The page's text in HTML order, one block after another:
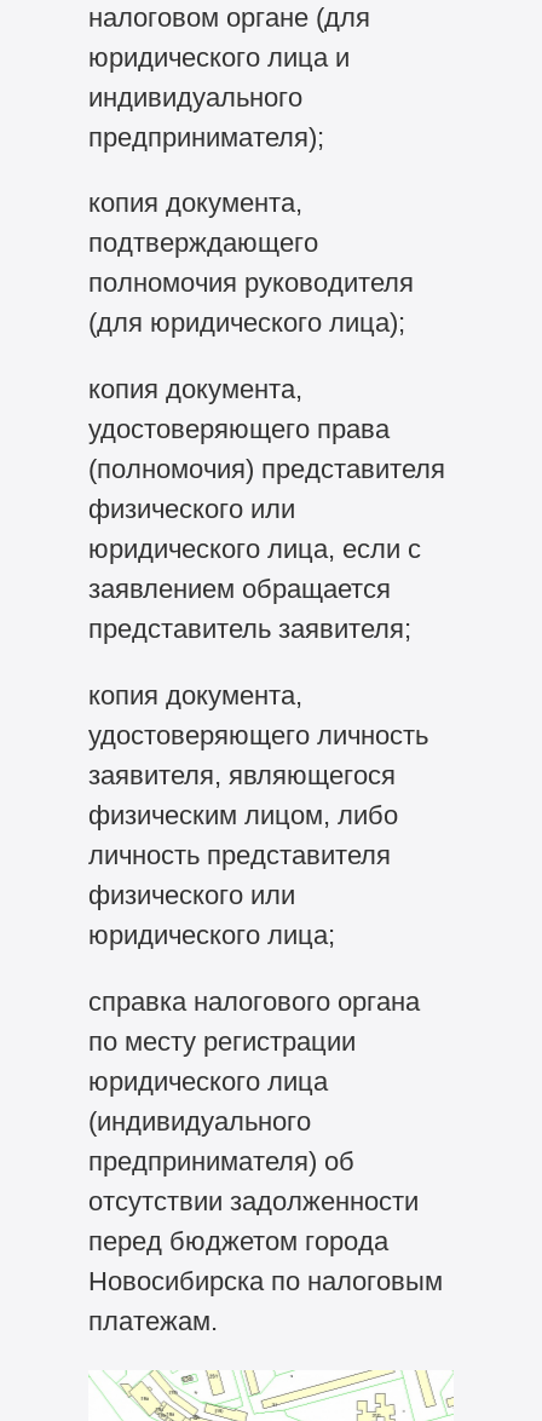
налоговом органе (для
юридического лица и
индивидуального
предпринимателя);
копия документа,
подтверждающего
полномочия руководителя
(для юридического лица);
копия документа,
удостоверяющего права
(полномочия) представителя
физического или
юридического лица, если с
заявлением обращается
представитель заявителя;
копия документа,
удостоверяющего личность
заявителя, являющегося
физическим лицом, либо
личность представителя
физического или
юридического лица;
справка налогового органа
по месту регистрации
юридического лица
(индивидуального
предпринимателя) об
отсутствии задолженности
перед бюджетом города
Новосибирска по налоговым
платежам.